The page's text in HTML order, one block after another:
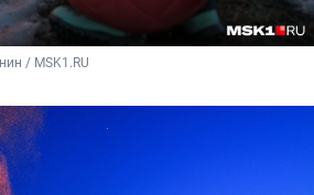
/ MSK1.RU